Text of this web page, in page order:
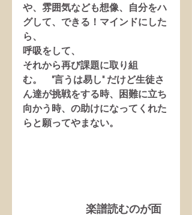
や、雰囲気なども想像、自分をハ
グして、できる！マインドにした
ら、
呼吸をして、
それから再び課題に取り組
む。　"言うは易し" だけど生徒さ
ん達が挑戦をする時、困難に立ち
向かう時、の助けになってくれた
らと願ってやまない。